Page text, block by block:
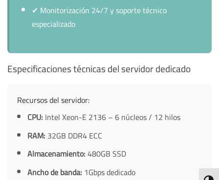
✔ Monitorización 24/7 y soporte técnico
especializado
Especificaciones técnicas del servidor dedicado
Recursos del servidor:
CPU: Intel Xeon-E 2136 – 6 núcleos / 12 hilos
RAM: 32GB DDR4 ECC
Almacenamiento:480GB SSD
Ancho de banda: 1Gbps dedicado